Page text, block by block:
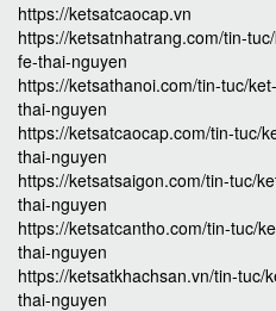
https://ketsatcaocap.vn
https://ketsatnhatrang.com/tin-
fe-thai-nguyen
https://ketsathanoi.com/tin-tuc/
thai-nguyen
https://ketsatcaocap.com/tin-tuc/
thai-nguyen
https://ketsatsaigon.com/tin-tuc/
thai-nguyen
https://ketsatcantho.com/tin-tuc/
thai-nguyen
https://ketsatkhachsan.vn/tin-tuc/
thai-nguyen